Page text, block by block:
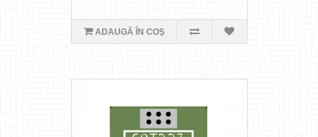
ADAUGĂ ÎN COŞ